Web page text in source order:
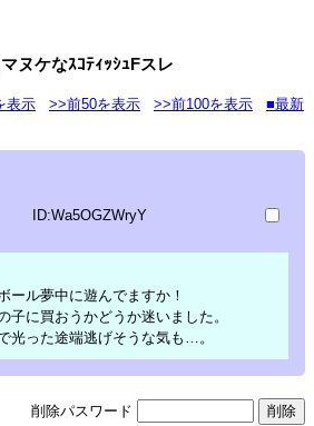
ヌケなｽｺﾃｨｯｼｭFスレ
表示 >>前50を表示 >>前100を表示
■最新
ID:Wa5OGZWryY
ール夢中に遊んでますか！
子に買おうかどうか迷いました。
光った途端逃げそうな気も…。
削除パスワード